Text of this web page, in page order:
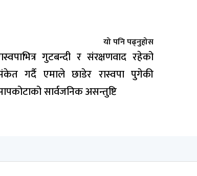
यो पनि पढ्नुहोस
गुटबन्दी र संरक्षणवाद रहेको
गर्दै एमाले छाडेर रास्वपा पुगेकी
सार्वजनिक असन्तुष्टि